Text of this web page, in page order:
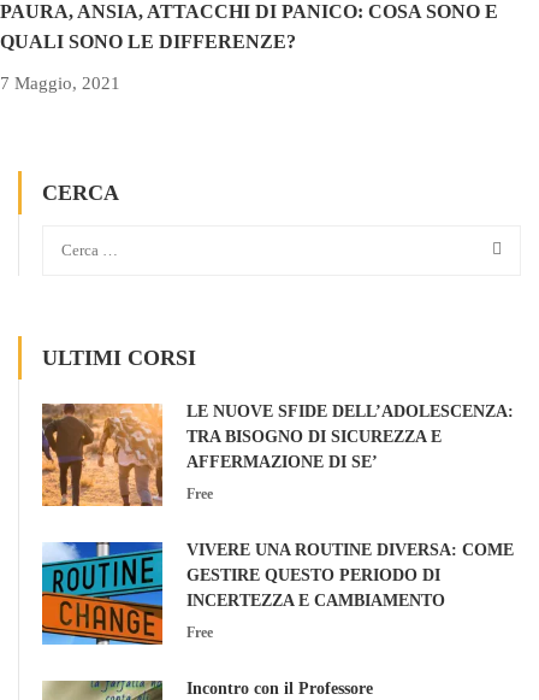
PAURA, ANSIA, ATTACCHI DI PANICO: COSA SONO E
QUALI SONO LE DIFFERENZE?
7 Maggio, 2021
CERCA
ULTIMI CORSI
LE NUOVE SFIDE DELL’ADOLESCENZA:
TRA BISOGNO DI SICUREZZA E
AFFERMAZIONE DI SE’
Free
VIVERE UNA ROUTINE DIVERSA: COME
GESTIRE QUESTO PERIODO DI
INCERTEZZA E CAMBIAMENTO
Free
Incontro con il Professore